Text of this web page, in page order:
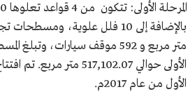
متر مربع و 592 موقف سيارات،
الأولى حوالي 517,102.07
الأول من عام 2017م.